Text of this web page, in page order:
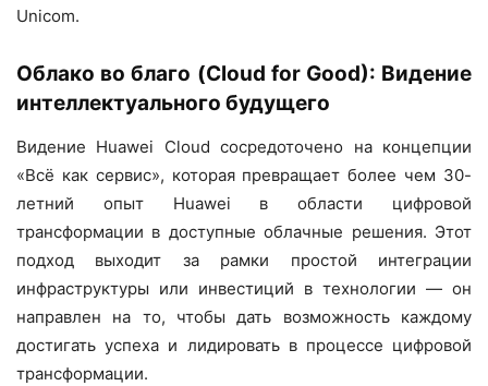
Unicom.
Облако во благо (Cloud for Good): Видение
интеллектуального будущего
Видение Huawei Cloud сосредоточено на концепции
«Всё как сервис», которая превращает более чем 30-
летний опыт Huawei в области цифровой
трансформации в доступные облачные решения. Этот
подход выходит за рамки простой интеграции
инфраструктуры или инвестиций в технологии — он
направлен на то, чтобы дать возможность каждому
достигать успеха и лидировать в процессе цифровой
трансформации.